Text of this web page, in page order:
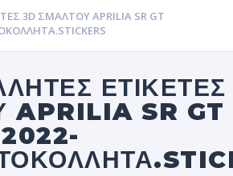
3D ΣΜΆΛΤΟΥ APRILIA SR GT
ΕΤΙΚΈΤΕΣ
APRILIA SR GT